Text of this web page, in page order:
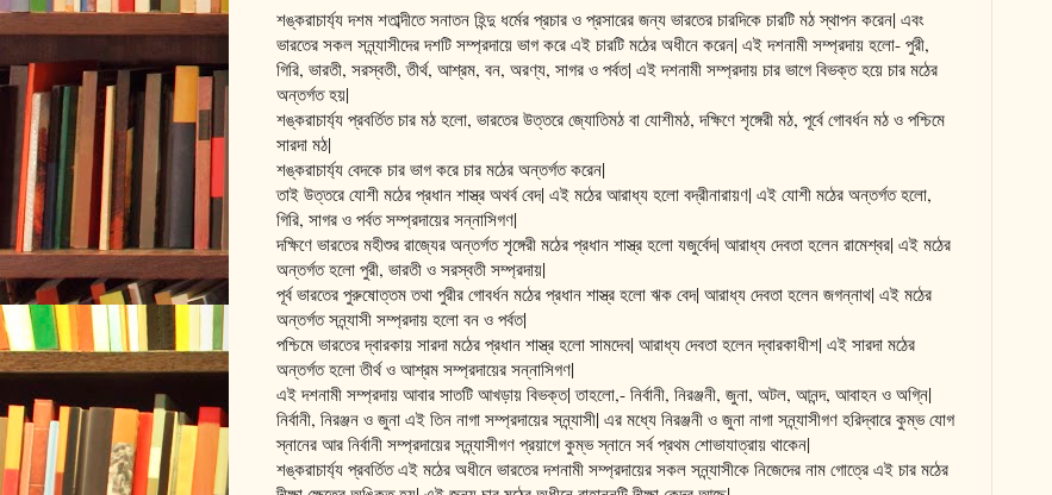
শঙ্করাচার্য্য দশম শতাব্দীতে সনাতন হিন্দু ধর্মের প্রচার ও প্রসারের জন্য ভারতের চারদিকে চারটি মঠ স্থাপন করেন| এবং
ভারতের সকল সন্ন্যাসীদের দশটি সম্প্রদায়ে ভাগ করে এই চারটি মঠের অধীনে করেন| এই দশনামী সম্প্রদায় হলো- পুরী,
গিরি, ভারতী, সরস্বতী, তীর্থ, আশ্রম, বন, অরণ্য, সাগর ও পর্বত| এই দশনামী সম্প্রদায় চার ভাগে বিভক্ত হয়ে চার মঠের
অন্তর্গত হয়|
শঙ্করাচার্য্য প্রবর্তিত চার মঠ হলো, ভারতের উত্তরে জ্যোতিমঠ বা যোশীমঠ, দক্ষিণে শৃঙ্গেরী মঠ, পূর্বে গোবর্ধন মঠ ও পশ্চিমে
সারদা মঠ|
শঙ্করাচার্য্য বেদকে চার ভাগ করে চার মঠের অন্তর্গত করেন|
তাই উত্তরে যোশী মঠের প্রধান শাস্ত্র অথর্ব বেদ| এই মঠের আরাধ্য হলো বদ্রীনারায়ণ| এই যোশী মঠের অন্তর্গত হলো,
গিরি, সাগর ও পর্বত সম্প্রদায়ের সন্নাসিগণ|
দক্ষিণে ভারতের মহীশুর রাজ্যের অন্তর্গত শৃঙ্গেরী মঠের প্রধান শাস্ত্র হলো যজুর্বেদ| আরাধ্য দেবতা হলেন রামেশ্বর| এই মঠের
অন্তর্গত হলো পুরী, ভারতী ও সরস্বতী সম্প্রদায়|
পূর্ব ভারতের পুরুষোত্তম তথা পুরীর গোবর্ধন মঠের প্রধান শাস্ত্র হলো ঋক বেদ| আরাধ্য দেবতা হলেন জগন্নাথ| এই মঠের
অন্তর্গত সন্ন্যাসী সম্প্রদায় হলো বন ও পর্বত|
পশ্চিমে ভারতের দ্বারকায় সারদা মঠের প্রধান শাস্ত্র হলো সামদেব| আরাধ্য দেবতা হলেন দ্বারকাধীশ| এই সারদা মঠের
অন্তর্গত হলো তীর্থ ও আশ্রম সম্প্রদায়ের সন্নাসিগণ|
এই দশনামী সম্প্রদায় আবার সাতটি আখড়ায় বিভক্ত| তাহলো,- নির্বানী, নিরঞ্জনী, জুনা, অটল, আনন্দ, আবাহন ও অগ্নি|
নির্বানী, নিরঞ্জন ও জুনা এই তিন নাগা সম্প্রদায়ের সন্ন্যাসী| এর মধ্যে নিরঞ্জনী ও জুনা নাগা সন্ন্যাসীগণ হরিদ্বারে কুম্ভ যোগ
স্নানের আর নির্বানী সম্প্রদায়ের সন্ন্যাসীগণ প্রয়াগে কুম্ভ স্নানে সর্ব প্রথম শোভাযাত্রায় থাকেন|
শঙ্করাচার্য্য প্রবর্তিত এই মঠের অধীনে ভারতের দশনামী সম্প্রদায়ের সকল সন্ন্যাসীকে নিজেদের নাম গোত্রে এই চার মঠের